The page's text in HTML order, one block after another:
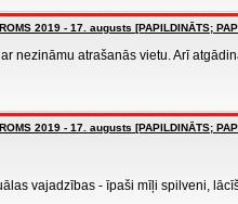
2019 - 17. augusts [PAPILDINĀTS;
nezināmu atrašanās vietu. Arī
2019 - 17. augusts [PAPILDINĀTS;
vajadzības - īpaši mīļi spilveni,